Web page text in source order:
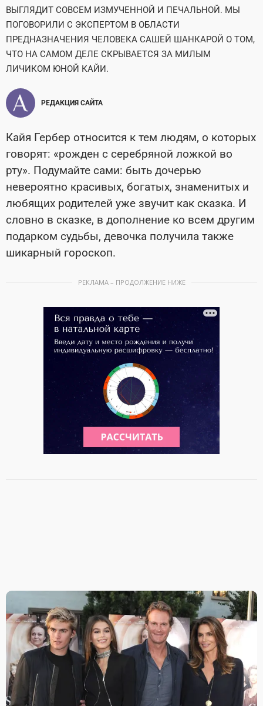
ВЫГЛЯДИТ СОВСЕМ ИЗМУЧЕННОЙ И ПЕЧАЛЬНОЙ. МЫ
ПОГОВОРИЛИ С ЭКСПЕРТОМ В ОБЛАСТИ
ПРЕДНАЗНАЧЕНИЯ ЧЕЛОВЕКА САШЕЙ ШАНКАРОЙ О ТОМ,
ЧТО НА САМОМ ДЕЛЕ СКРЫВАЕТСЯ ЗА МИЛЫМ
ЛИЧИКОМ ЮНОЙ КАЙИ.
РЕДАКЦИЯ САЙТА
Кайя Гербер относится к тем людям, о которых
говорят: «рожден с серебряной ложкой во
рту». Подумайте сами: быть дочерью
невероятно красивых, богатых, знаменитых и
любящих родителей уже звучит как сказка. И
словно в сказке, в дополнение ко всем другим
подарком судьбы, девочка получила также
шикарный гороскоп.
РЕКЛАМА – ПРОДОЛЖЕНИЕ НИЖЕ